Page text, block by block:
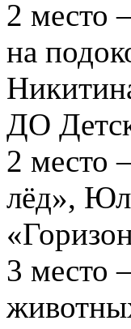
2 место
на
ДО
2 место
лёд»,
3 место